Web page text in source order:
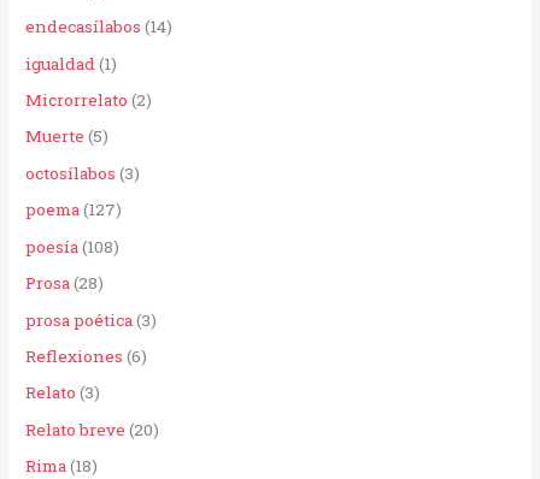
endecasílabos (14)
igualdad(1)
Microrrelato (2)
Muerte (5)
octosílabos (3)
poema(127)
poesía(108)
Prosa(28)
prosa poética (3)
Reflexiones (6)
Relato (3)
Relato breve (20)
Rima(18)